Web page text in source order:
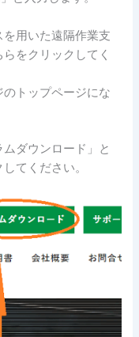
用いた遠隔作業支
をクリックしてく
トップページにな
ダウンロード」と
てください。